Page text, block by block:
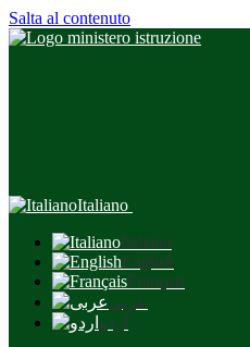
Salta al contenuto
Italiano
Italiano
English
Français
عربى
اردو